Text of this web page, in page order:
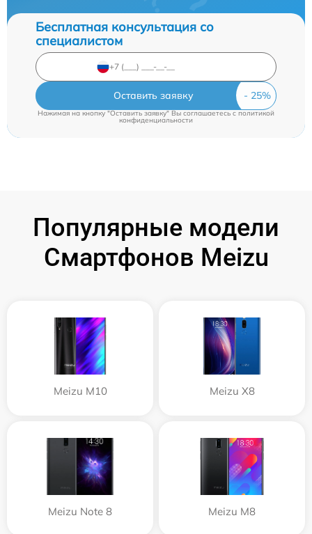
Бесплатная консультация со
специалистом
Оставить заявку
Нажимая на кнопку "Оставить заявку" Вы соглашаетесь cполитикой
конфиденциальности
Популярные модели
Смартфонов Meizu
Meizu M10 Meizu X8
Meizu Note 8 Meizu M8